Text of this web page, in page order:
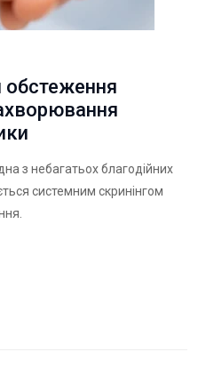
обстеження
з небагатьох благодійних
системним скринінгом